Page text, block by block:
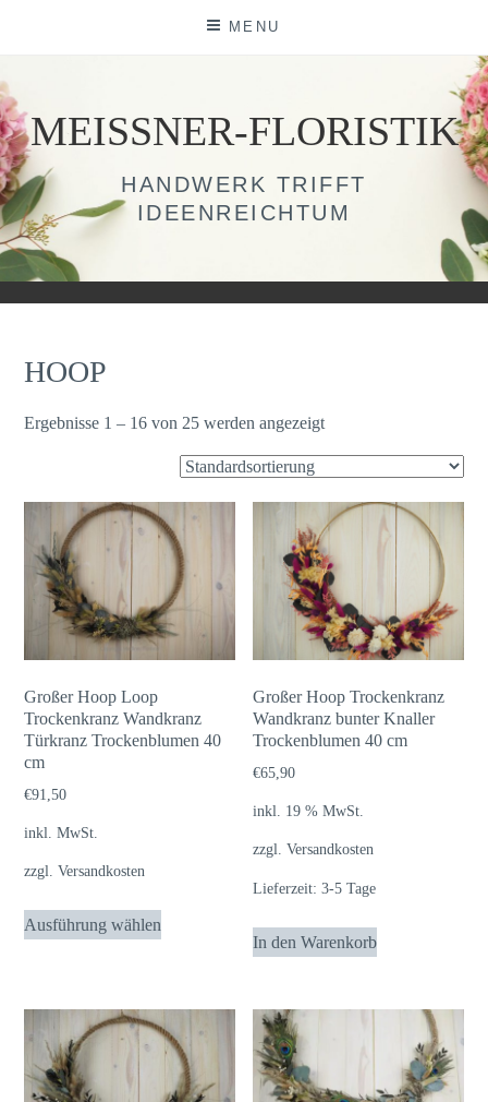
MENU
MEISSNER-FLORISTIK
HANDWERK TRIFFT
IDEENREICHTUM
HOOP
Ergebnisse 1 – 16 von 25 werden angezeigt
Großer Hoop Loop
Trockenkranz Wandkranz
Türkranz Trockenblumen 40
cm
€91,50
inkl. MwSt.
zzgl.Versandkosten
Ausführung wählen
Dieses
Produkt
Varianten
auf.
Die
Großer Hoop Trockenkranz
Wandkranz bunter Knaller
Trockenblumen 40 cm
€65,90
inkl. 19 % MwSt.
zzgl.Versandkosten
Lieferzeit:3-5 Tage
In den Warenkorb